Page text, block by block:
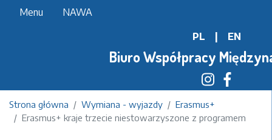
Menu NAWA
Biuro Współpracy
PL EN
Strona główna Wymiana - wyjazdy
Erasmus+
Erasmus+ kraje trzecie niestowarzyszone z programem